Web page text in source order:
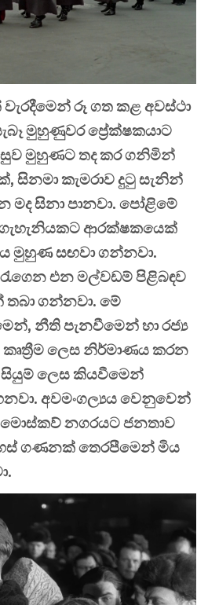
රූ ගත කළ අවස්ථා
මුහුණුවර ප්‍රේක්ෂකයාට
මුහුණට තද කර ගනිමින්
කැමරාව දුටු සැනින්
සිනා පානවා. පෝළිමේ
ආරක්ෂකයෙක්
මුහුණ සඟවා ගන්නවා.
එන මල්වඩම් පිළිබඳව
ගන්නවා. මේ
නීති පැනවීමෙන් හා රජ්‍ය
ලෙස නිර්මාණය කරන
සියුම් ලෙස කියවීමෙන්
අවමංගල්‍යය වෙනුවෙන්
නගරයට ජනතාව
ගණනක් තෙරපීමෙන් මිය